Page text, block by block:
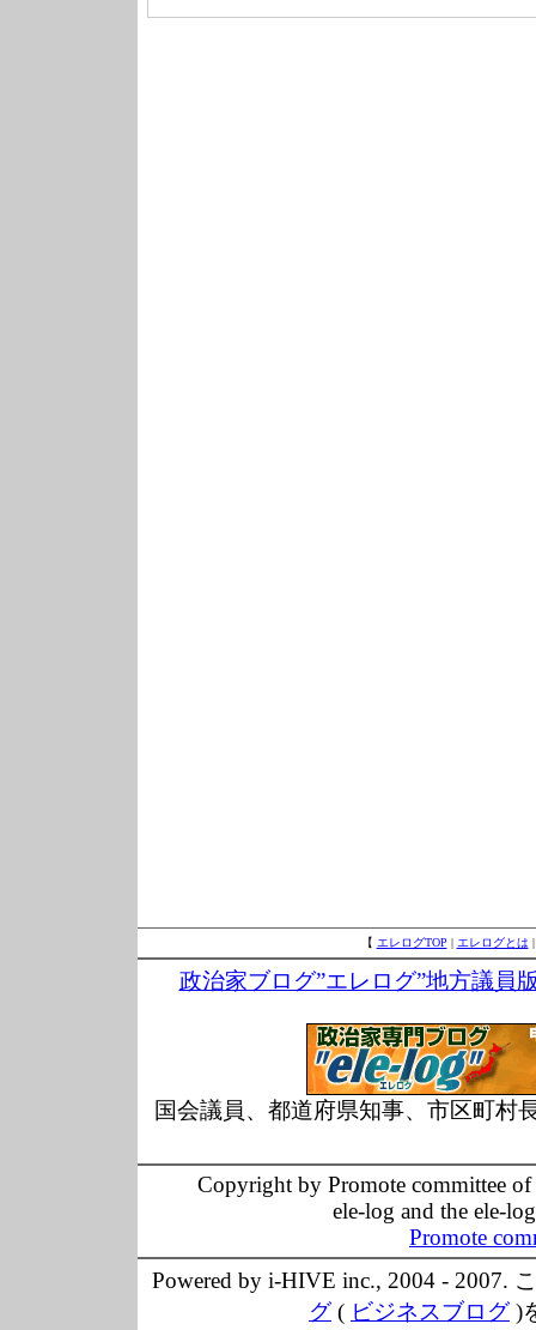
【 エレログTOP | エレログとは
政治家ブログ”エレログ”地方議員
国会議員、都道府県知事、市区町村
Copyright by Promote committee
ele-log and the ele-
Promote
Powered by i-HIVE inc., 2004 - 2007.
グ( ビジネスブログ)